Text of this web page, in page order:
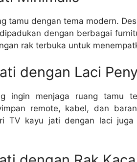
tamu dengan tema modern.
dengan berbagai
rak terbuka untuk
dengan Laci
ingin menjaga ruang tamu
remote, kabel, dan
TV kayu jati dengan laci juga